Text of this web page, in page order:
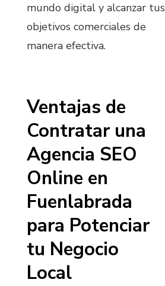
mundo digital y alcanzar tus
objetivos comerciales de
manera efectiva.
Ventajas de
Contratar una
Agencia SEO
Online en
Fuenlabrada
para Potenciar
tu Negocio
Local